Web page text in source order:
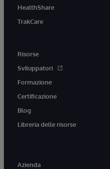
HealthShare
TrakCare
Risorse
Sviluppatori
Formazione
Certificazione
Blog
Libreria delle risorse
Azienda